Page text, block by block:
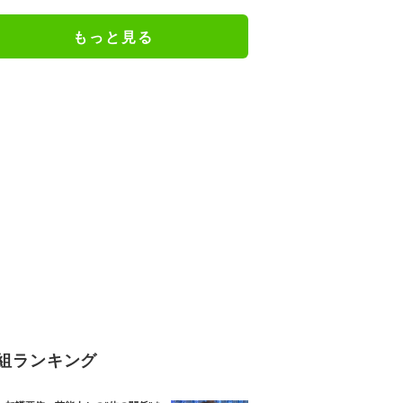
もっと見る
ランキング